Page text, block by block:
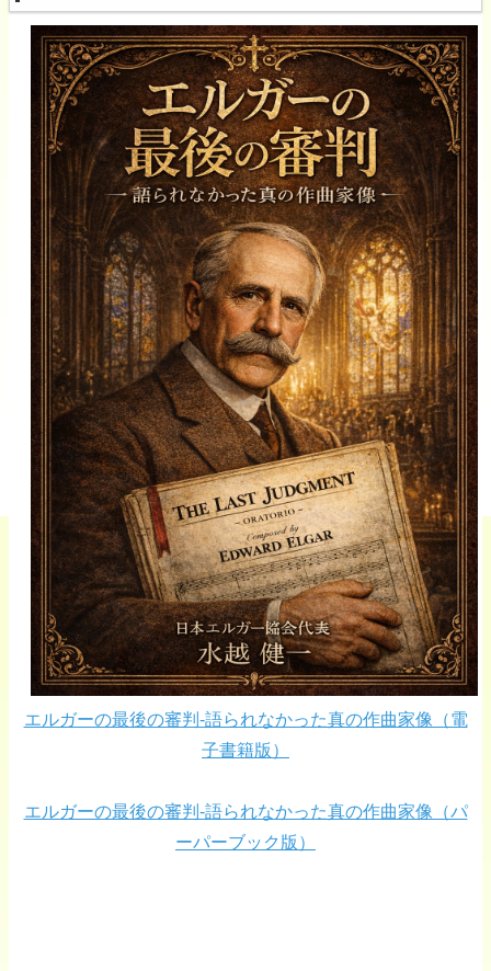
エルガーの最後の審判-語られなかった真の作曲家像（電
子書籍版）
エルガーの最後の審判-語られなかった真の作曲家像（パ
ーパーブック版）